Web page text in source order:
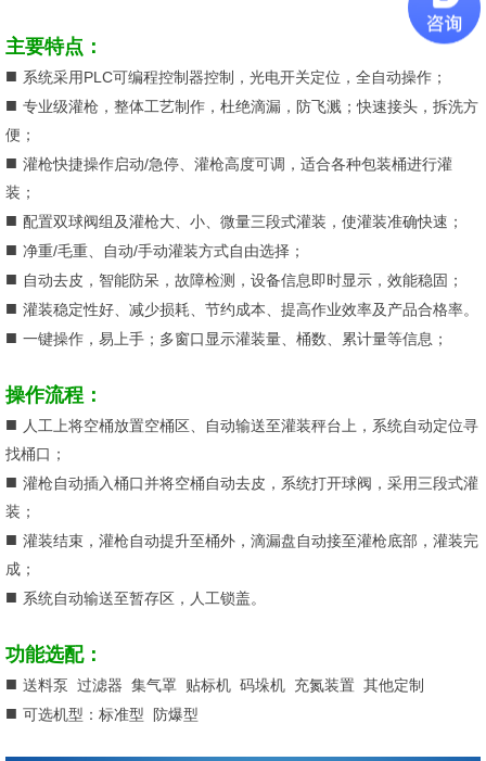
主要特点：
■ 系统采用PLC可编程控制器控制，光电开关定位，全自动操作；
■ 专业级灌枪，整体工艺制作，杜绝滴漏，防飞溅；快速接头，拆洗方
便；
■ 灌枪快捷操作启动/急停、灌枪高度可调，适合各种包装桶进行灌
装；
■ 配置双球阀组及灌枪大、小、微量三段式灌装，使灌装准确快速；
■ 净重/毛重、自动/手动灌装方式自由选择；
■ 自动去皮，智能防呆，故障检测，设备信息即时显示，效能稳固；
■ 灌装稳定性好、减少损耗、节约成本、提高作业效率及产品合格率。
■ 一键操作，易上手；多窗口显示灌装量、桶数、累计量等信息；
操作流程：
■ 人工上将空桶放置空桶区、自动输送至灌装秤台上，系统自动定位寻
找桶口；
■ 灌枪自动插入桶口并将空桶自动去皮，系统打开球阀，采用三段式灌
装；
■ 灌装结束，灌枪自动提升至桶外，滴漏盘自动接至灌枪底部，灌装完
成；
■ 系统自动输送至暂存区，人工锁盖。
功能选配：
■ 送料泵 过滤器 集气罩 贴标机 码垛机 充氮装置 其他定制
■ 可选机型：标准型 防爆型